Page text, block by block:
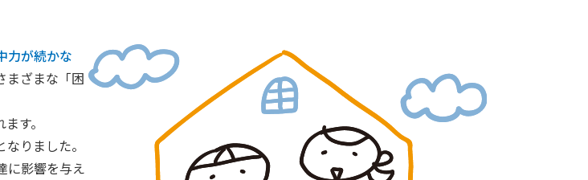
力が続かな
まざまな「困
す。
りました。
に影響を与え